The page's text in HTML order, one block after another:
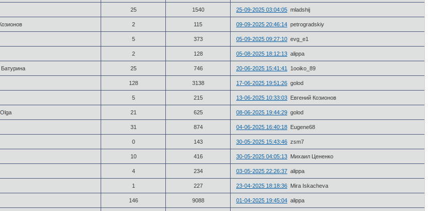
25 1540 25-09-2025 03:04:05 mladshij
2 115 09-09-2025 20:46:14 petrogradskiy
5 373 05-09-2025 09:27:10 evg_e1
2 128 05-08-2025 18:12:13 alippa
25 746 20-06-2025 15:41:41 1ooiko_89
128 3138 17-06-2025 19:51:26 golod
5 215 13-06-2025 10:33:03 Евгений Козионов
Olga 21 625 08-06-2025 19:44:29 golod
31 874 04-06-2025 16:40:18 Eugene68
0 143 30-05-2025 15:43:46 zsm7
10 416 30-05-2025 04:05:13 Михаил Цененко
4 234 03-05-2025 22:26:37 alippa
1 227 23-04-2025 18:18:36 Mira Iskacheva
146 9088 01-04-2025 19:45:04 alippa